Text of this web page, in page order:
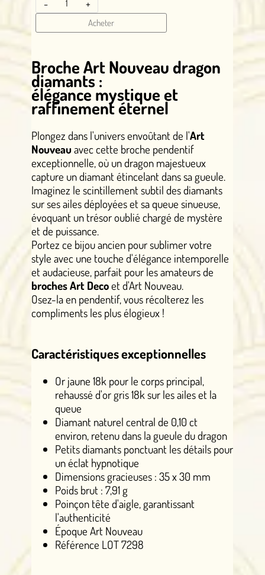
- +
Acheter
Broche Art Nouveau dragon
diamants :
élégance mystique et
raffinement éternel
Plongez dans l'univers envoûtant de l'Art
Nouveauavec cette broche pendentif
exceptionnelle, où un dragon majestueux
capture un diamant étincelant dans sa gueule.
Imaginez le scintillement subtil des diamants
sur ses ailes déployées et sa queue sinueuse,
évoquant un trésor oublié chargé de mystère
et de puissance.
Portez ce bijou ancien pour sublimer votre
style avec une touche d'élégance intemporelle
et audacieuse, parfait pour les amateurs de
broches Art Decoet d'Art Nouveau.
Osez-la en pendentif, vous récolterez les
compliments les plus élogieux !
Caractéristiques exceptionnelles
Or jaune 18k pour le corps principal,
rehaussé d'or gris 18k sur les ailes et la
queue
Diamant naturel central de 0,10 ct
environ, retenu dans la gueule du dragon
Petits diamants ponctuant les détails pour
un éclat hypnotique
Dimensions gracieuses : 35 x 30 mm
Poids brut : 7,91 g
Poinçon tête d'aigle, garantissant
l'authenticité
Époque Art Nouveau
Référence LOT 7298